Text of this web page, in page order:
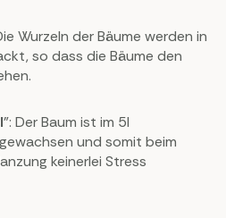
Hacıömer ist
nicht
eine passende
Sorte bevorzugt sonnige,
Boden. Aufgrund ihrer
eine interessante Wahl für
und wärmere
Wurzeln der Bäume werden in
so dass die Bäume den
”: Der Baum ist im 5l
und somit beim
keinerlei Stress